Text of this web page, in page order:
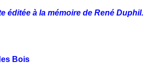
éditée à la mémoire de René Duphil.
Bois